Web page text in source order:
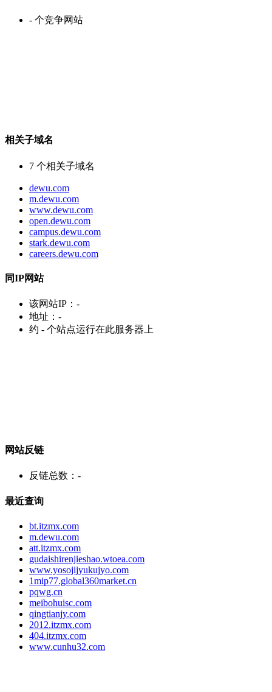
- 个竞争网站
相关子域名
7 个相关子域名
dewu.com
m.dewu.com
www.dewu.com
open.dewu.com
campus.dewu.com
stark.dewu.com
careers.dewu.com
同IP网站
该网站IP： -
地址： -
约 - 个站点运行在此服务器上
网站反链
反链总数： -
最近查询
bt.itzmx.com
m.dewu.com
att.itzmx.com
gudaishirenjieshao.wtoea.com
www.yosojijyukujyo.com
1mip77.global360market.cn
pqwg.cn
meibohuisc.com
qingtianjy.com
2012.itzmx.com
404.itzmx.com
www.cunhu32.com